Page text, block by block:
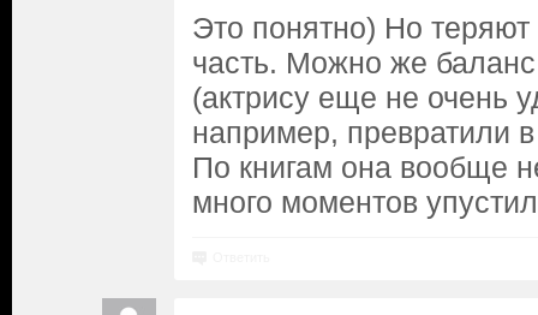
Это понятно) Но
часть. Можно же
(актрису еще не очень
например, превратили
По книгам она вообще
много моментов